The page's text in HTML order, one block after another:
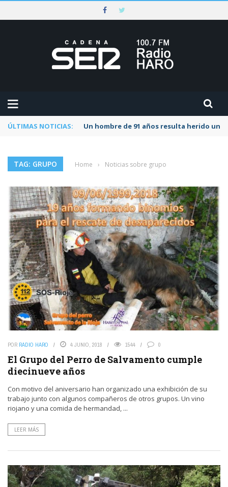
ÚLTIMAS NOTICIAS: Un hombre de 91 años resulta herido
TAG: GRUPO Home › Noticias sobre grupo
POR RADIO HARO 4 JUNIO, 2018 1544 0
El Grupo del Perro de Salvamento cumple
diecinueve años
Con motivo del aniversario han organizado una exhibición de su
trabajo junto con algunos compañeros de otros grupos. Un vino
riojano y una comida de hermandad, ...
LEER MÁS